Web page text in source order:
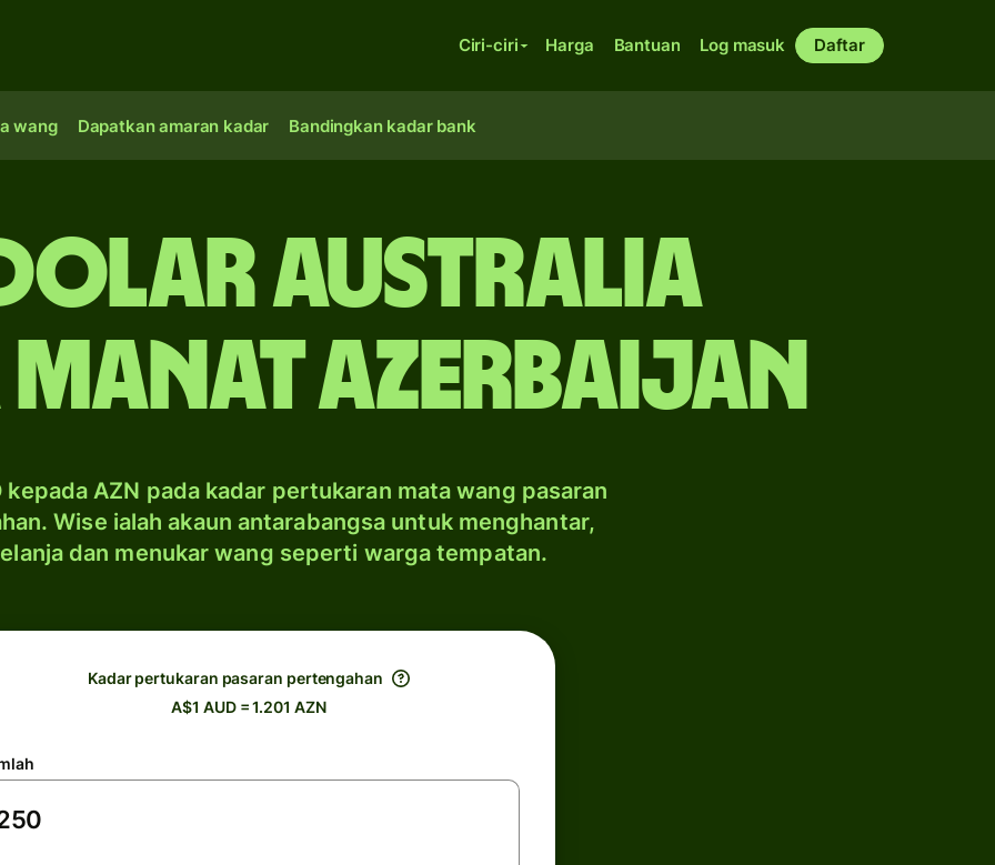
Ciri-ciri Harga Bantuan Log masuk Daftar
wang Dapatkan amaran kadar Bandingkan kadar bank
Australia
manat Azerbaijan
kepada AZN pada kadar pertukaran mata wang pasaran
Wise ialah akaun antarabangsa untuk menghantar,
dan menukar wang seperti warga tempatan.
Kadar pertukaran pasaran pertengahan
A$1 AUD = 1.201 AZN